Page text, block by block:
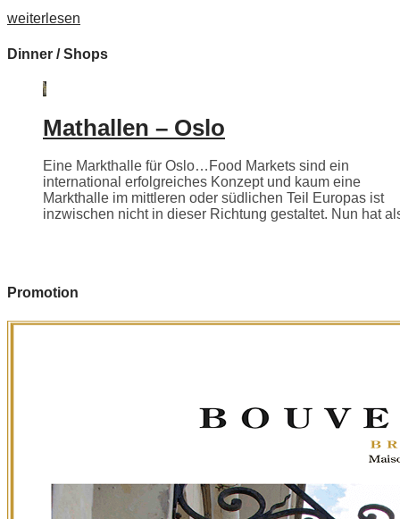
weiterlesen
Dinner / Shops
Mathallen – Oslo
Eine Markthalle für Oslo…Food Markets sind ein
international erfolgreiches Konzept und kaum eine
Markthalle im mittleren oder südlichen Teil Europas ist
inzwischen nicht in dieser Richtung gestaltet. Nun hat
Promotion